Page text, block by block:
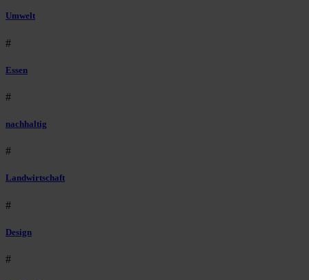
Umwelt
#
Essen
#
nachhaltig
#
Landwirtschaft
#
Design
#